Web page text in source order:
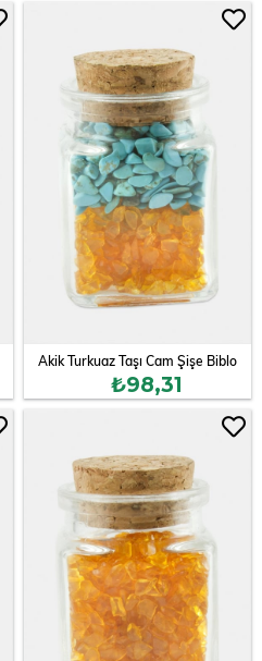
Akik Turkuaz Taşı Cam Şişe Biblo
₺98,31